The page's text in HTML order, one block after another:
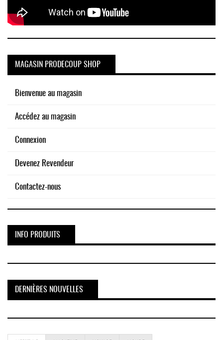
MAGASIN PRODECOUP SHOP
Bienvenue au magasin
Accédez au magasin
Connexion
Devenez Revendeur
Contactez-nous
INFO PRODUITS
DERNIÈRES NOUVELLES